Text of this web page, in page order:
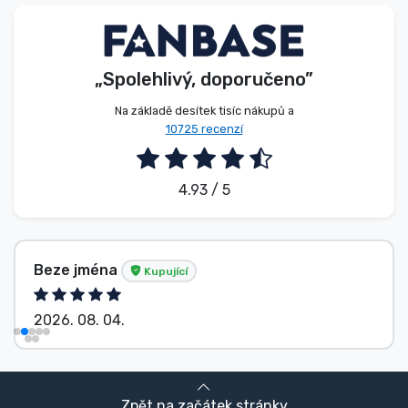
„Spolehlivý, doporučeno”
Na základě desítek tisíc nákupů a
10725 recenzí
4.93 / 5
Beze jména Kupující
2026. 08. 04.
Typy produktů